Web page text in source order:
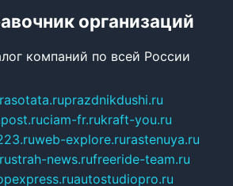
организаций
компаний по всей России
prazdnikdushi.ru
ciam-fr.rukraft-you.ru
web-explore.rurastenuya.ru
strah-news.rufreeride-team.ru
autostudiopro.ru